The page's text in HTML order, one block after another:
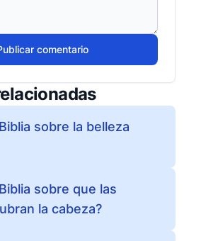
comentario
sobre la belleza
sobre que las
la cabeza?